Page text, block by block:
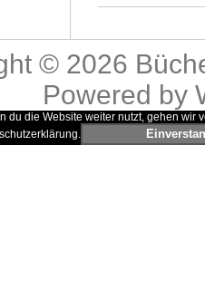
© 2026
Powered by
du die Website weiter nutzt, gehen